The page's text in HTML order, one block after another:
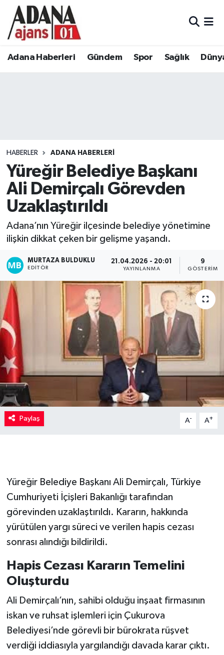
Adana Haberleri Gündem Spor Sağlık
HABERLER ADANA HABERLERI
Yüreğir Belediye Başkanı
Ali Demirçalı Görevden
Uzaklaştırıldı
Adana’nın Yüreğir ilçesinde belediye yönetimine
ilişkin dikkat çeken bir gelişme yaşandı.
MURTAZA BULDUKLU
EDITÖR
21.04.2026 - 20:01
YAYINLANMA
9
GÖSTERIM
Paylaş A- A+
Yüreğir Belediye Başkanı Ali Demirçalı, Türkiye
Cumhuriyeti İçişleri Bakanlığı tarafından
görevinden uzaklaştırıldı. Kararın, hakkında
yürütülen yargı süreci ve verilen hapis cezası
sonrası alındığı bildirildi.
Hapis Cezası Kararın Temelini
Oluşturdu
Ali Demirçalı’nın, sahibi olduğu inşaat firmasının
iskan ve ruhsat işlemleri için Çukurova
Belediyesi’nde görevli bir bürokrata rüşvet
verdiği iddiasıyla yargılandığı davada karar çıktı.
Adana Haberleri
Eğitim
Siyaset
Ekonomi
Kadın
Magazin
Adana Nöbetçi Eczaneler
Tüm Manşetler
Son Dakika Haberleri
Haber Arşivi